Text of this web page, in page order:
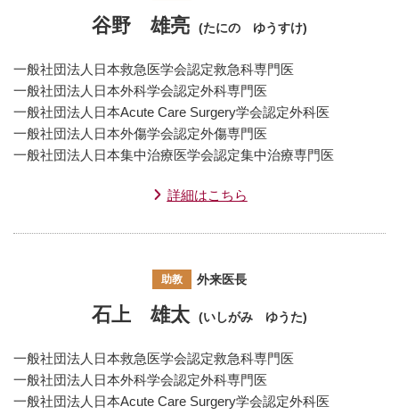
谷野 雄亮 (たにの ゆうすけ)
一般社団法人日本救急医学会認定救急科専門医
一般社団法人日本外科学会認定外科専門医
一般社団法人日本Acute Care Surgery学会認定外科医
一般社団法人日本外傷学会認定外傷専門医
一般社団法人日本集中治療医学会認定集中治療専門医
詳細はこちら
助教 外来医長
石上 雄太 (いしがみ ゆうた)
一般社団法人日本救急医学会認定救急科専門医
一般社団法人日本外科学会認定外科専門医
一般社団法人日本Acute Care Surgery学会認定外科医